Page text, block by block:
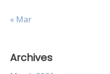
« Mar
Archives